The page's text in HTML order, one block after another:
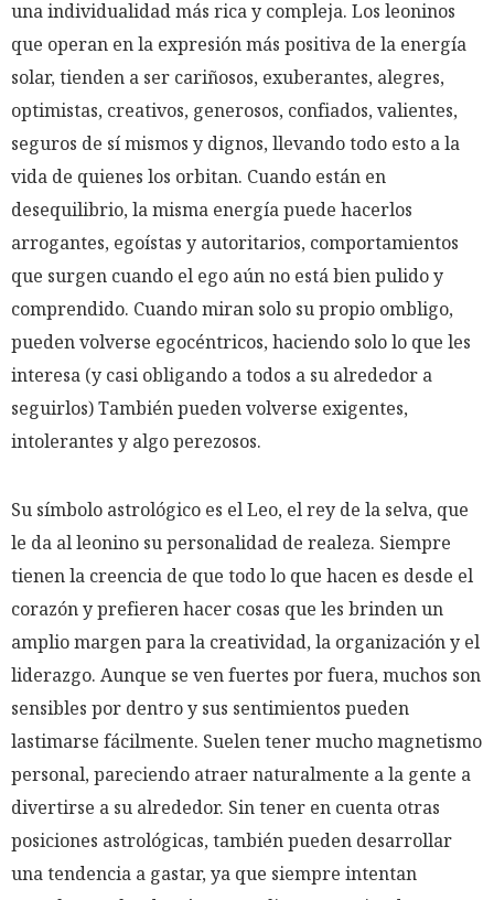
una individualidad más rica y compleja. Los leoninos
que operan en la expresión más positiva de la energía
solar, tienden a ser cariñosos, exuberantes, alegres,
optimistas, creativos, generosos, confiados, valientes,
seguros de sí mismos y dignos, llevando todo esto a la
vida de quienes los orbitan. Cuando están en
desequilibrio, la misma energía puede hacerlos
arrogantes, egoístas y autoritarios, comportamientos
que surgen cuando el ego aún no está bien pulido y
comprendido. Cuando miran solo su propio ombligo,
pueden volverse egocéntricos, haciendo solo lo que les
interesa (y casi obligando a todos a su alrededor a
seguirlos) También pueden volverse exigentes,
intolerantes y algo perezosos.
Su símbolo astrológico es el Leo, el rey de la selva, que
le da al leonino su personalidad de realeza. Siempre
tienen la creencia de que todo lo que hacen es desde el
corazón y prefieren hacer cosas que les brinden un
amplio margen para la creatividad, la organización y el
liderazgo. Aunque se ven fuertes por fuera, muchos son
sensibles por dentro y sus sentimientos pueden
lastimarse fácilmente. Suelen tener mucho magnetismo
personal, pareciendo atraer naturalmente a la gente a
divertirse a su alrededor. Sin tener en cuenta otras
posiciones astrológicas, también pueden desarrollar
una tendencia a gastar, ya que siempre intentan